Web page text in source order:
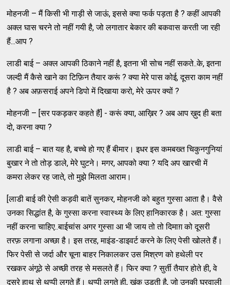
मोहनजी – मैं किसी भी गाड़ी से जाऊं, इससे क्या फर्क पड़ता है ? कहीं आपकी
अक्ल घास चरने तो नहीं गयी है, जो लगातार बेकार की बकवास करती जा रही
हैं...आप ?
लाडी बाई – अक्ल आपकी ठिकाने नहीं है, इतना भी सोच नहीं सकते..के, इतना
जल्दी मैं कैसे खाने का टिफ़िन तैयार करूं ? क्या मेरे पास कोई, दूसरा काम नहीं
है ? अब अफ़सराई अपने डिपो में दिखाया करो, मेरे ऊपर क्यों ?
मोहनजी – [सर पकड़कर कहते हैं] - करूं क्या, आख़िर ? अब आप ख़ुद ही बता
दो, करना क्या ?
लाडी बाई – बात यह है, बच्चे हो गए हैं बीमार। इधर इस कमबख्त चिकुनगुनियां
बुखार ने तो तोड़ डाले, मेरे घुटने। मगर, आपको क्या ? यदि अप खारची में
कमरा लेकर रह जाते, तो मुझे मिलता आराम।
[लाडी बाई की ऐसी कड़वी बातें सुनकर, मोहनजी को बहुत गुस्सा आता है। वैसे
उनका सिद्धांत है, के गुस्सा करना स्वास्थ्य के लिए हानिकारक है। अत: गुस्सा
नहीं करना चाहिए..बाईचांस अगर गुस्सा आ भी जाय तो तो दिमाग़ को दूसरी
तरफ़ लगाना अच्छा है। इस तरह, माइंड-डाइवर्ट करने के लिए पेसी खोलते हैं।
फिर पेसी से जर्दा और चूना बाहर निकालकर उस मिश्रण को हथेली पर
रखकर अंगूठे से अच्छी तरह से मसलते हैं। फिर क्या ? सुर्ती तैयार होते ही, वे
दूसरे हाथ से थप्पी लगते हैं। थप्पी लगते ही, खंक उड़ती है, जो उनकी घरवाली